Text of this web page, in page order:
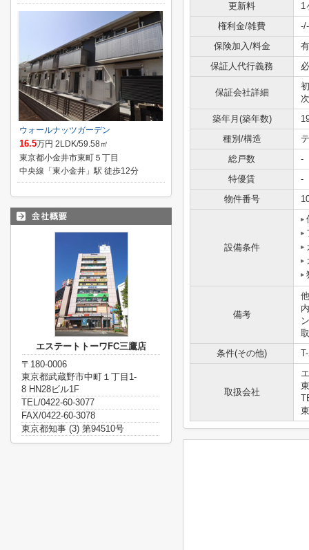
更新料
1
権利金/雑費
-/-
保険加入/料金
保証人代行義務
保証会社詳細
築年月(築年数)
種別/構造
総戸数
-
特優賃
-
物件番号
設備条件
備考
条件(その他)
取扱会社
ウォールナッツガーデン
16.5万円 2LDK/59.58㎡
東京都小金井市東町５丁目
中央線「東小金井」駅 徒歩12分
エステートトーワFC三鷹店
〒180-0006
東京都武蔵野市中町１丁目1-
8 HN28ビル1F
TEL/0422-60-3077
FAX/0422-60-3078
東京都知事 (3) 第94510号